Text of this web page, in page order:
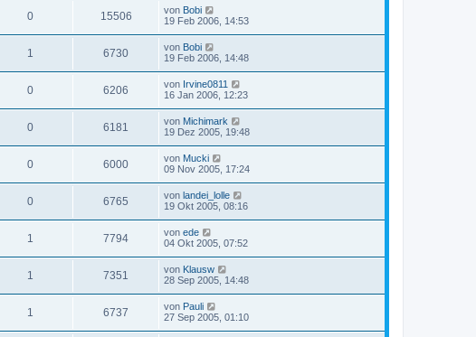
0 15506 von Bobi
19 Feb 2006, 14:53
1 6730 von Bobi
19 Feb 2006, 14:48
0 6206 von Irvine0811
16 Jan 2006, 12:23
0 6181 von Michimark
19 Dez 2005, 19:48
0 6000 von Mucki
09 Nov 2005, 17:24
0 6765 von landei_lolle
19 Okt 2005, 08:16
1 7794 von ede
04 Okt 2005, 07:52
1 7351 von Klausw
28 Sep 2005, 14:48
1 6737 von Pauli
27 Sep 2005, 01:10